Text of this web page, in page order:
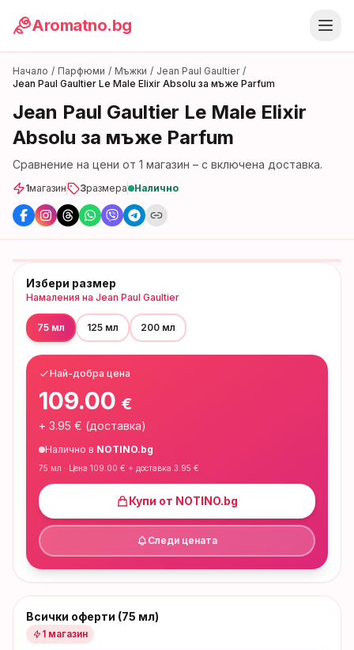
Aromatno.bg
Начало / Парфюми / Мъжки / Jean Paul Gaultier /
Jean Paul Gaultier Le Male Elixir Absolu за мъже Parfum
Jean Paul Gaultier Le Male Elixir
Absolu за мъже Parfum
Сравнение на цени от 1 магазин – с включена доставка.
1магазин 3размера Налично
Избери размер
Намаления на Jean Paul Gaultier
75 мл 125 мл 200 мл
Най-добра цена
109.00 €
+ 3.95 € (доставка)
Налично в NOTINO.bg
75 мл · Цена 109.00 € + доставка 3.95 €
Купи от NOTINO.bg
Следи цената
Всички оферти (75 мл)
1 магазин